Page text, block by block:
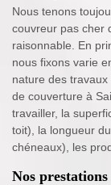
Nous tenons
couvreur pas cher
raisonnable. En
nous fixons varie
nature des
de couverture à
travailler, la
toit), la longueur
chéneaux), les
Nos